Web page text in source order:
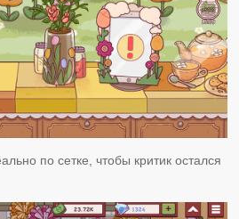
по сетке, чтобы критик остался